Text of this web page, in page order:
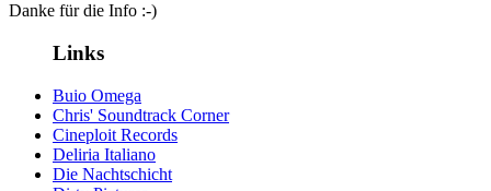
Danke für die Info :-)
Links
Buio Omega
Chris' Soundtrack Corner
Cineploit Records
Deliria Italiano
Die Nachtschicht